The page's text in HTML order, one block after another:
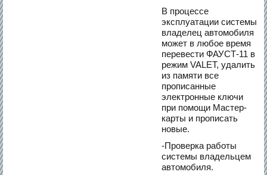
В процессе
эксплуатации системы
владелец автомобиля
может в любое время
перевести ФАУСТ-11 в
режим VALET, удалить
из памяти все
прописанные
электронные ключи
при помощи Мастер-
карты и прописать
новые.
-Проверка работы
системы владельцем
автомобиля.